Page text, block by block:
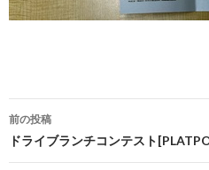
投
前の投稿
ドライブランチコンテスト